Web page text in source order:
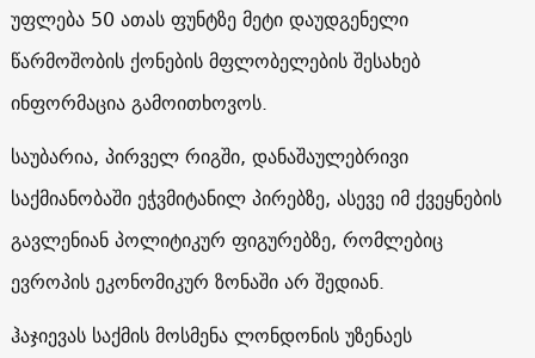
უფლება 50 ათას ფუნტზე მეტი დაუდგენელი
წარმოშობის ქონების მფლობელების შესახებ
ინფორმაცია გამოითხოვოს.
საუბარია, პირველ რიგში, დანაშაულებრივი
საქმიანობაში ეჭვმიტანილ პირებზე, ასევე იმ ქვეყნების
გავლენიან პოლიტიკურ ფიგურებზე, რომლებიც
ევროპის ეკონომიკურ ზონაში არ შედიან.
ჰაჯიევას საქმის მოსმენა ლონდონის უზენაეს